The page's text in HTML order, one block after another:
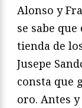
Alonso y
se sabe
tienda de
Jusepe
consta que
oro. Antes